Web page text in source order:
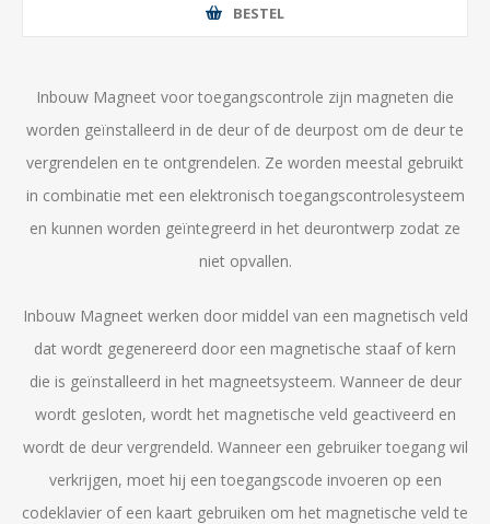
BESTEL
Inbouw Magneet voor toegangscontrole zijn magneten die
worden geïnstalleerd in de deur of de deurpost om de deur te
vergrendelen en te ontgrendelen. Ze worden meestal gebruikt
in combinatie met een elektronisch toegangscontrolesysteem
en kunnen worden geïntegreerd in het deurontwerp zodat ze
niet opvallen.
Inbouw Magneet werken door middel van een magnetisch veld
dat wordt gegenereerd door een magnetische staaf of kern
die is geïnstalleerd in het magneetsysteem. Wanneer de deur
wordt gesloten, wordt het magnetische veld geactiveerd en
wordt de deur vergrendeld. Wanneer een gebruiker toegang wil
verkrijgen, moet hij een toegangscode invoeren op een
codeklavier of een kaart gebruiken om het magnetische veld te